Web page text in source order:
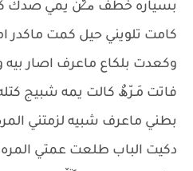
بسياره خطف م̷ـــِْن يمي صدك
كامت تلويني حيل كمت ماكدر
وكعدت بلكاع ماعرف اصار بيه
فاتت مَـرّھٌ كالت يمه شبيج
بطني ماعرف شبيه لزمتني
دكيت الباب طلعت عمتي المره